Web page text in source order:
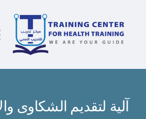
آلية لتقديم الشكاوى